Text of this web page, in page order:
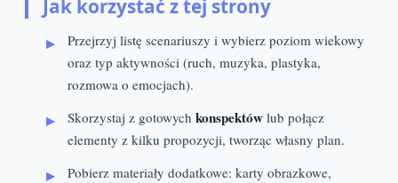
Jak korzystać z tej strony
Przejrzyj listę scenariuszy i wybierz poziom wiekowy
oraz typ aktywności (ruch, muzyka, plastyka,
rozmowa o emocjach).
Skorzystaj z gotowych konspektów lub połącz
elementy z kilku propozycji, tworząc własny plan.
Pobierz materiały dodatkowe: karty obrazkowe,